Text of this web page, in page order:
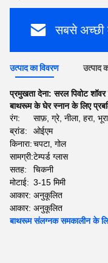
सबसे अच्छी
उत्पाद का विवरण उत्पाद
प्रमुखता देना:सरल पिवोट शॉवर
बाथरूम के घेर स्नान के लिए
रंग:
साफ़, ग्रे, नीला, हरा,
ब्रांड:
ओईएम
किनारा:चपटा, गोल
सामग्री:टेम्पर्ड ग्लास
सतह:
चिकनी
मोटाई: 3-15 मिमी
आकार: अनुकूलित
आकार: अनुकूलित
बाथरूम संलग्नक समकालीन के